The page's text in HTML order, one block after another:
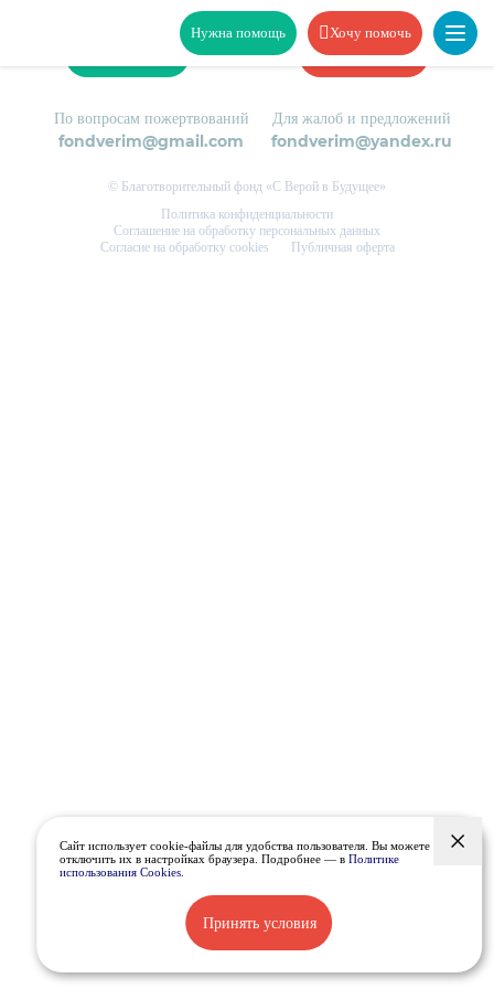
Нужна помощь
Хочу помочь
Хочу помочь
По вопросам пожертвований
fondverim@gmail.com
Для жалоб и предложений
fondverim@yandex.ru
© Благотворительный фонд «С Верой в Будущее»
Политика конфиденциальности
Соглашение на обработку персональных данных
Согласие на обработку cookies
Публичная оферта
Сайт использует cookie-файлы для удобства пользователя. Вы можете
отключить их в настройках браузера. Подробнее — в Политике
использования Cookies.
Принять условия